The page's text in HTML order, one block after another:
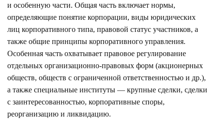
и особенную части. Общая часть включает нормы,
определяющие понятие корпорации, виды юридических
лиц корпоративного типа, правовой статус участников, а
также общие принципы корпоративного управления.
Особенная часть охватывает правовое регулирование
отдельных организационно-правовых форм (акционерных
обществ, обществ с ограниченной ответственностью и др.),
а также специальные институты — крупные сделки, сделки
с заинтересованностью, корпоративные споры,
реорганизацию и ликвидацию.